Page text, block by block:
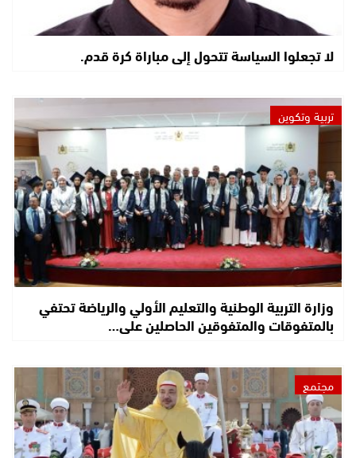
لا تجعلوا السياسة تتحول إلى مباراة كرة قدم.
تربية وتكوين
وزارة التربية الوطنية والتعليم الأولي والرياضة تحتفي
بالمتفوقات والمتفوقين الحاصلين على…
مجتمع